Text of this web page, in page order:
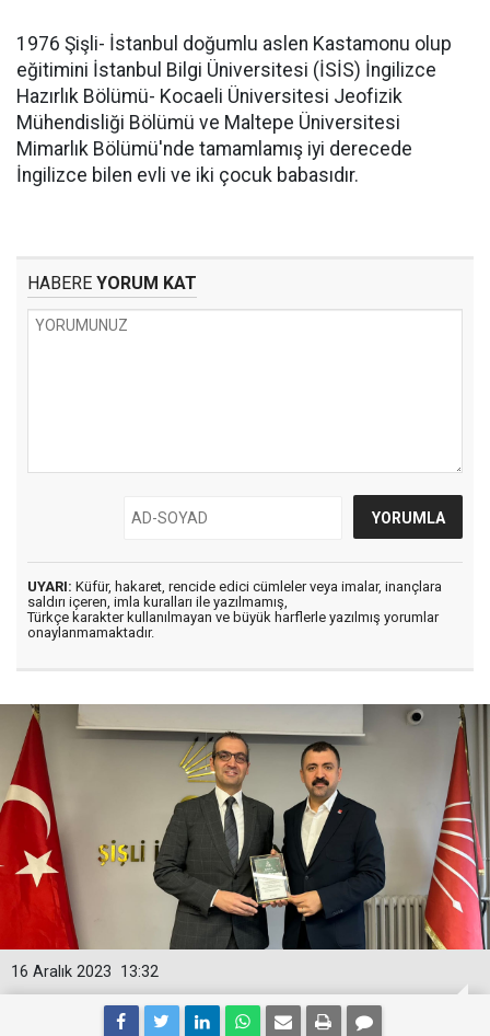
1976 Şişli- İstanbul doğumlu aslen Kastamonu olup
eğitimini İstanbul Bilgi Üniversitesi (İSİS) İngilizce
Hazırlık Bölümü- Kocaeli Üniversitesi Jeofizik
Mühendisliği Bölümü ve Maltepe Üniversitesi
Mimarlık Bölümü'nde tamamlamış iyi derecede
İngilizce bilen evli ve iki çocuk babasıdır.
HABERE YORUM KAT
UYARI: Küfür, hakaret, rencide edici cümleler veya imalar, inançlara
saldırı içeren, imla kuralları ile yazılmamış,
Türkçe karakter kullanılmayan ve büyük harflerle yazılmış yorumlar
onaylanmamaktadır.
13:32
16 Aralık 2023